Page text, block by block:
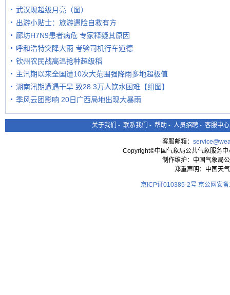
武汉现超级月亮（图）
出游小贴士：旅游遇险自救有方
廊坊H7N9患者病危 专家释疑其原因
呼和浩特突降大雨 考验司机行车道德
钦州农民战高温抢种超级稻
主汛期以来全国遭10次大范围强降雨多地超极值
湖南汛期遭遇干旱 致28.3万人饮水困难【组图】
季风云团影响 20日广西局地出现大暴雨
关于我们 - 联系我们 - 帮助 - 人员招聘 - 客服中心
客服邮箱：
Copyright©中国气象局公共气象服务
制作维护：中国气象局
郑重声明：中国天
京ICP证010385-2号 京公网安